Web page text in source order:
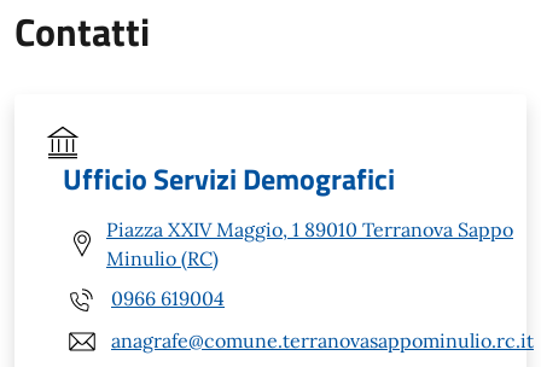
Contatti
Ufficio Servizi Demografici
Piazza XXIV Maggio, 1 89010 Terranova Sappo
Minulio (RC)
0966 619004
anagrafe@comune.terranovasappominulio.rc.it